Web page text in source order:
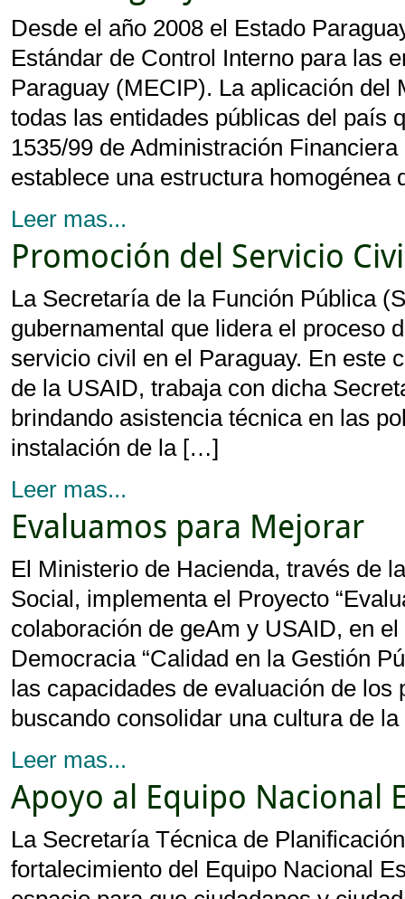
Desde el año 2008 el Estado
Estándar de Control Interno para las
Paraguay (MECIP). La aplicación del
todas las entidades públicas del país
1535/99 de Administración
establece una estructura
Leer mas...
Promoción del Servicio
La Secretaría de la Función Pública
gubernamental que lidera el proceso
servicio civil en el Paraguay. En este
de la USAID, trabaja con dicha
brindando asistencia técnica en las
instalación de la […]
Leer mas...
Evaluamos para Mejorar
El Ministerio de Hacienda, través de
Social, implementa el Proyecto
colaboración de geAm y USAID, en
Democracia “Calidad en la Gestión
las capacidades de evaluación de
buscando consolidar una cultura de
Leer mas...
Apoyo al Equipo Nacional
La Secretaría Técnica de
fortalecimiento del Equipo Nacional